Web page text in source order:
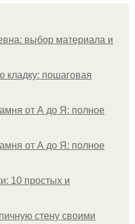
выбор материала и
кладку: пошаговая
от А до Я: полное
от А до Я: полное
10 простых и
стену своими